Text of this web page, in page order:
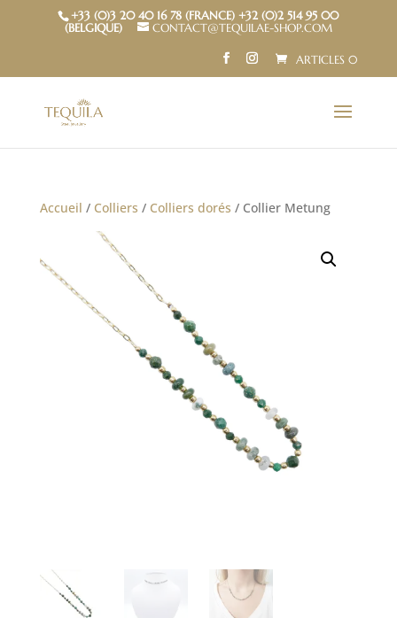
+33 (0)3 20 40 16 78 (FRANCE) +32 (0)2 514 95 00
(BELGIQUE)
CONTACT@TEQUILAE-SHOP.COM
ARTICLES 0
Accueil / Colliers / Colliers dorés / Collier Metung